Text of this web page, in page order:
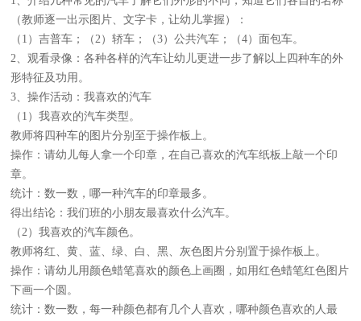
（教师逐一出示图片、文字卡，让幼儿掌握）：
（1）吉普车；（2）轿车；（3）公共汽车；（4）面包车。
2、观看录像：各种各样的汽车让幼儿更进一步了解以上四种车的外
形特征及功用。
3、操作活动：我喜欢的汽车
（1）我喜欢的汽车类型。
教师将四种车的图片分别至于操作板上。
操作：请幼儿每人拿一个印章，在自己喜欢的汽车纸板上敲一个印
章。
统计：数一数，哪一种汽车的印章最多。
得出结论：我们班的小朋友最喜欢什么汽车。
（2）我喜欢的汽车颜色。
教师将红、黄、蓝、绿、白、黑、灰色图片分别置于操作板上。
操作：请幼儿用颜色蜡笔喜欢的颜色上画圈，如用红色蜡笔红色图片
下画一个圆。
统计：数一数，每一种颜色都有几个人喜欢，哪种颜色喜欢的人最